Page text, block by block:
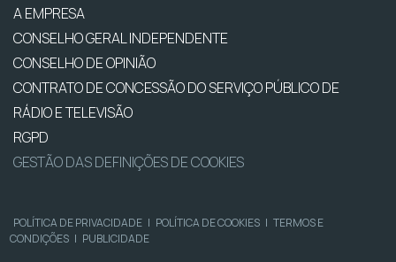
A EMPRESA
CONSELHO GERAL INDEPENDENTE
CONSELHO DE OPINIÃO
CONTRATO DE CONCESSÃO DO SERVIÇO PÚBLICO DE
RÁDIO E TELEVISÃO
RGPD
GESTÃO DAS DEFINIÇÕES DE COOKIES
POLÍTICA DE PRIVACIDADE | POLÍTICA DE COOKIES | TERMOS E
CONDIÇÕES | PUBLICIDADE